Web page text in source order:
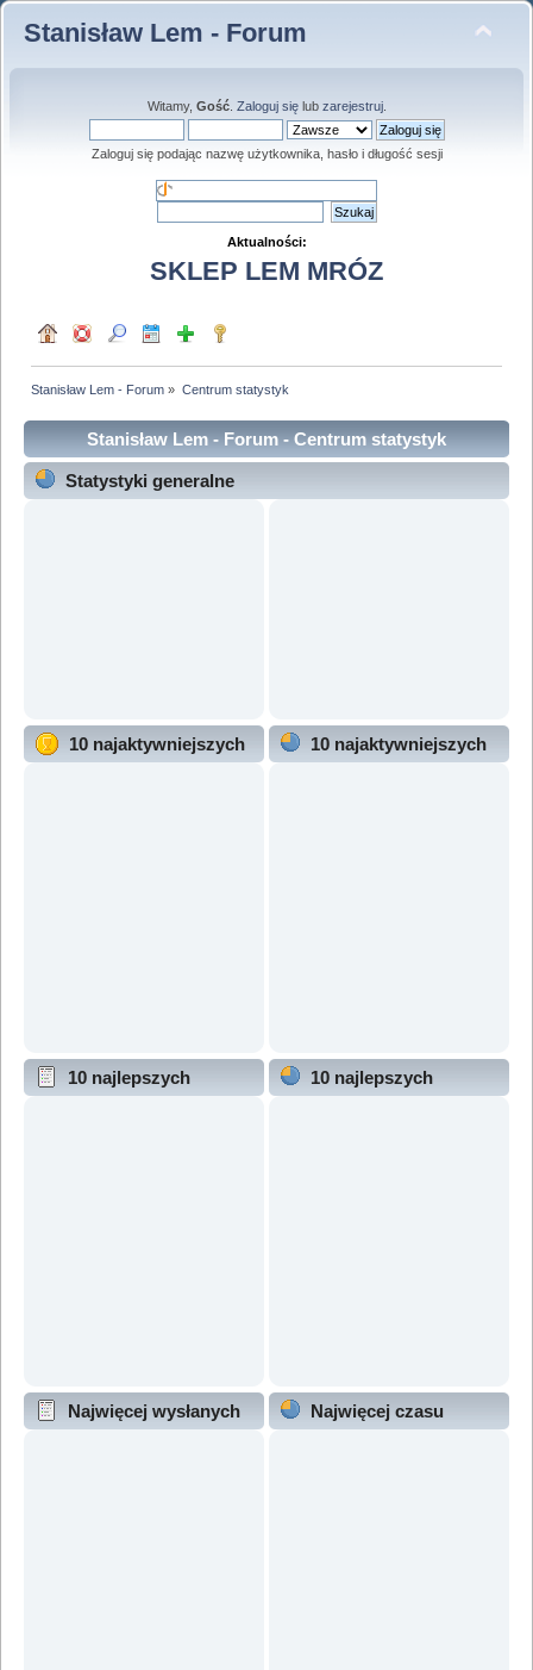
Stanisław Lem - Forum
Witamy, Gość. Zaloguj sięlub zarejestruj.
Zaloguj się podając nazwę użytkownika, hasło i długość sesji
Aktualności:
SKLEP LEM MRÓZ
Stanisław Lem - Forum » Centrum statystyk
Stanisław Lem - Forum - Centrum statystyk
Statystyki generalne
10 najaktywniejszych
10 najaktywniejszych
10 najlepszych
10 najlepszych
Najwięcej wysłanych
Najwięcej czasu